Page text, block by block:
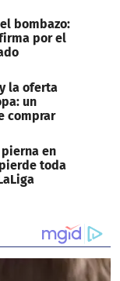
bombazo:
por el
la oferta
un
comprar
en
toda